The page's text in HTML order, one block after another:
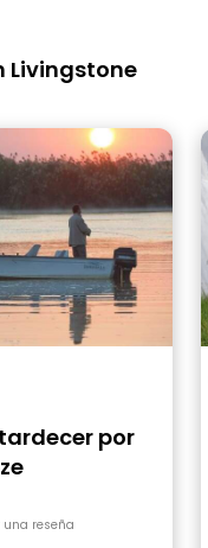
Livingstone
por
una reseña